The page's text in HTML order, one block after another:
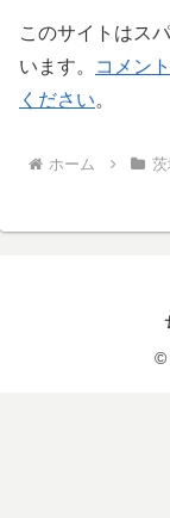
このサイトはス
います。
コメン
ください。
ホーム
©